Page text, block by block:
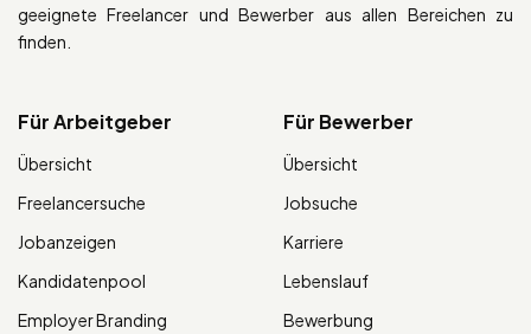
geeignete Freelancer und Bewerber aus allen Bereichen zu
finden.
Für Arbeitgeber
Übersicht
Freelancersuche
Jobanzeigen
Kandidatenpool
Employer Branding
Für Bewerber
Übersicht
Jobsuche
Karriere
Lebenslauf
Bewerbung